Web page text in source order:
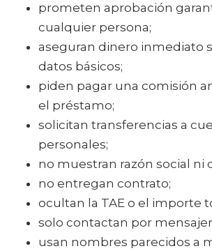
prometen aprobación
cualquier persona;
aseguran dinero inmediato
datos básicos;
piden pagar una comisión
el préstamo;
solicitan transferencias a
personales;
no muestran razón social ni
no entregan contrato;
ocultan la TAE o el importe
solo contactan por
usan nombres parecidos a